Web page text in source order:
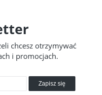
chcesz otrzymywać
i promocjach.
Zapisz się